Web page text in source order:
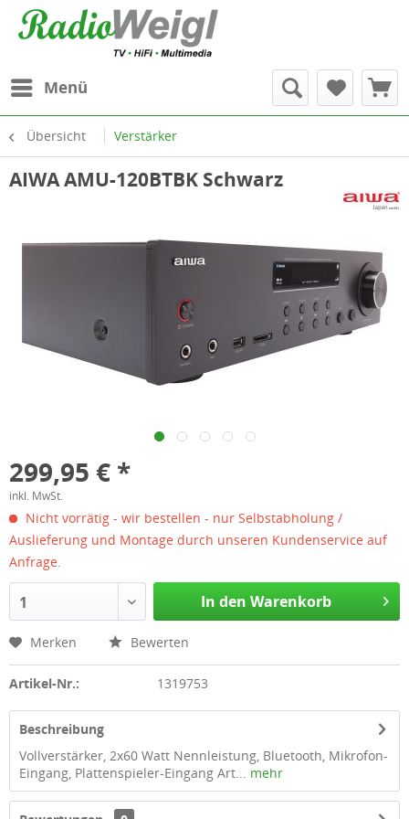
Menü
Übersicht Verstärker
AIWA AMU-120BTBK Schwarz
299,95 € *
inkl. MwSt.
Nicht vorrätig - wir bestellen - nur Selbstabholung /
Auslieferung und Montage durch unseren Kundenservice auf
Anfrage.
1 In den Warenkorb
Merken Bewerten
Artikel-Nr.: 1319753
Beschreibung
Vollverstärker, 2x60 Watt Nennleistung, Bluetooth, Mikrofon-
Eingang, Plattenspieler-Eingang Art... mehr